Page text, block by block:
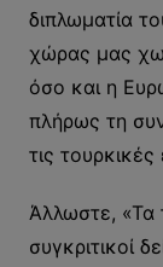
διπλωματία
χώρας μας
όσο και η
πλήρως τη
τις τουρκικές
Άλλωστε, «Τα
συγκριτικοί